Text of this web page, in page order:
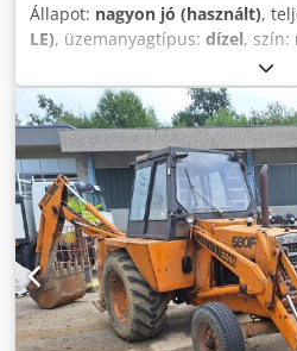
Állapot: nagyon jó (használt),
LE), üzemanyagtípus: dízel, szín:
07/2013,
üzemórák:15 109 h, Általános
Gyártási szám:
Hengerszám: 4 Önsúly: 22.600
Munkaszélesség: 300 cm CE-
állapot: nagyon jó Optikai
információk Ár: ár kérésre
Garancia Garancia: első
szervizkönyves, azonnal
lánctalpas futómű - Tartozik
mm, valamint 2000 mm
2021-es TOPCON 3D-rendszerrel